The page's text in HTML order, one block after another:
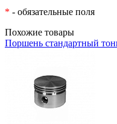
* - обязательные поля
Похожие товары
Поршень стандартный